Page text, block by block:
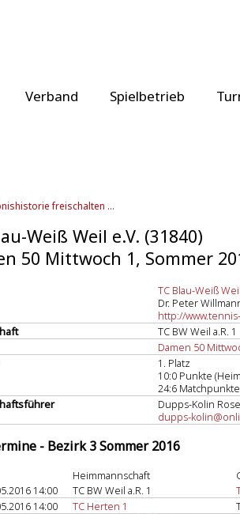
Verband Spielbetrieb
freischalten ...
Weiß Weil e.V. (31840)
50 Mittwoch 1, Sommer
TC Blau-Weiß
Dr. Peter
http://
TC BW Weil a.R. 1
Damen 50
1. Platz
10:0 Punkte
24:6
Dupps-Kolin
dupps-
- Bezirk 3 Sommer 2016
Heimmannschaft
14:00 TC BW Weil a.R. 1
14:00 TC Herten 1